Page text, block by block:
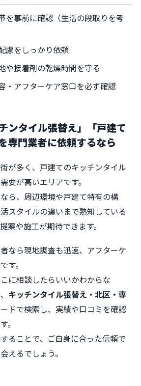
を事前に確認（生活の段取りを考
慮をしっかり依頼
や接着剤の乾燥時間を守る
・アフターケア窓口を必ず確認
ンタイル張替え」「戸建て
専門業者に依頼するなら
が多く、戸建てのキッチンタイル
要が高いエリアです。
ら、周辺環境や戸建て特有の構
スタイルの違いまで熟知している
案や施工が期待できます。
なら現地調査も迅速、アフターケ
す。
に相談したらいいかわからな
キッチンタイル張替え・北区・専
ドで検索し、実績や口コミを確認
。
ることで、ご自身に合った信頼で
えるでしょう。